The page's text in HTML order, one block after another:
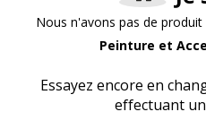
Nous n'avons pas de
Peinture et
Essayez encore en
effectuant